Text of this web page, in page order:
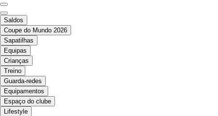
Saldos
Coupe do Mundo 2026
Sapatilhas
Equipas
Crianças
Treino
Guarda-redes
Equipamentos
Espaço do clube
Lifestyle